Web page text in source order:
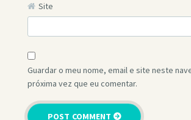
Site
Guardar o meu nome, email e site neste
próxima vez que eu comentar.